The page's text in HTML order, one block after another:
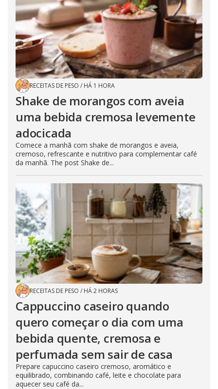
RECEITAS DE PESO / HÁ 1 HORA
Shake de morangos com aveia
uma bebida cremosa levemente
adocicada
Comece a manhã com shake de morangos e aveia,
cremoso, refrescante e nutritivo para complementar café
da manhã. The post Shake de...
RECEITAS DE PESO / HÁ 2 HORAS
Cappuccino caseiro quando
quero começar o dia com uma
bebida quente, cremosa e
perfumada sem sair de casa
Prepare capuccino caseiro cremoso, aromático e
equilibrado, combinando café, leite e chocolate para
aquecer seu café da...